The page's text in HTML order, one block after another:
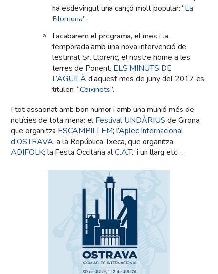
ha esdevingut una cançó molt popular: “La
Filomena”.
I acabarem el programa, el mes i la
temporada amb una nova intervenció de
l’estimat Sr. Llorenç, el nostre home a les
terres de Ponent. ELS MINUTS DE
L’AGUILÀ d’aquest mes de juny del 2017 es
titulen: “Coixinets”.
I tot assaonat amb bon humor i amb una munió més de
notícies de tota mena: elFestival UNDÀRIUS de Girona
que organitza ESCAMPILLEM; l’Aplec Internacional
d’OSTRAVA, a la República Txeca, que organitza
ADIFOLK; la Festa Occitana alC.A.T.; i un llarg etc….